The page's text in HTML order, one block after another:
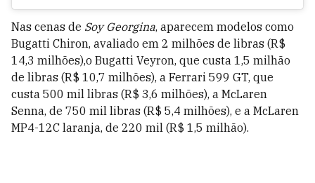
Nas cenas de Soy Georgina, aparecem modelos como
Bugatti Chiron, avaliado em 2 milhões de libras (R$
14,3 milhões),o Bugatti Veyron, que custa 1,5 milhão
de libras (R$ 10,7 milhões), a Ferrari 599 GT, que
custa 500 mil libras (R$ 3,6 milhões), a McLaren
Senna, de 750 mil libras (R$ 5,4 milhões), e a McLaren
MP4-12C laranja, de 220 mil (R$ 1,5 milhão).